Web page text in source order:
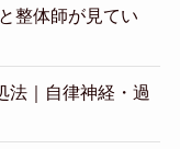
整体師が見てい
法｜自律神経・過